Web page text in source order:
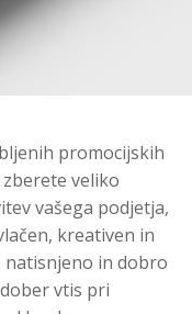
promocijskih
veliko
vašega podjetja,
kreativen in
natisnjeno in dobro
vtis pri